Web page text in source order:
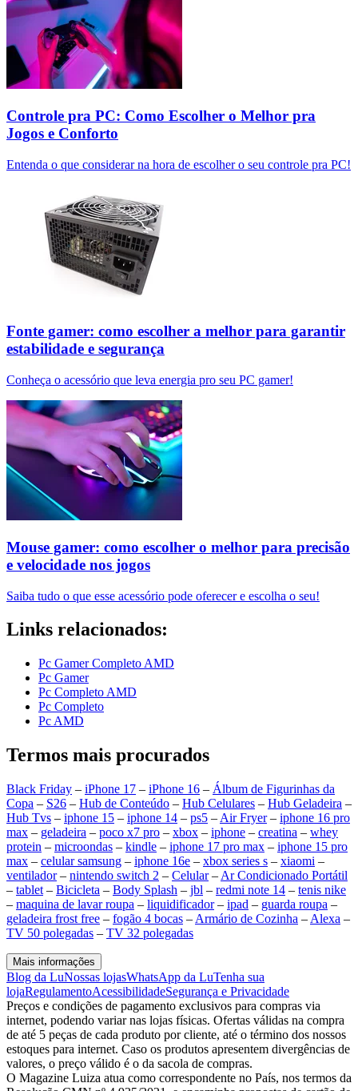
Controle pra PC: Como Escolher o Melhor pra
Jogos e Conforto
Entenda o que considerar na hora de escolher o seu controle pra PC!
Fonte gamer: como escolher a melhor para garantir
estabilidade e segurança
Conheça o acessório que leva energia pro seu PC gamer!
Mouse gamer: como escolher o melhor para precisão
e velocidade nos jogos
Saiba tudo o que esse acessório pode oferecer e escolha o seu!
Links relacionados:
Pc Gamer Completo AMD
Pc Gamer
Pc Completo AMD
Pc Completo
Pc AMD
Termos mais procurados
Black Friday – iPhone 17 – iPhone 16 – Álbum de Figurinhas da
Copa – S26 – Hub de Conteúdo – Hub Celulares – Hub Geladeira –
Hub Tvs – iphone 15 – iphone 14 – ps5 – Air Fryer– iphone 16 pro
max – geladeira – poco x7 pro – xbox – iphone – creatina – whey
protein – microondas – kindle – iphone 17 pro max – iphone 15 pro
max – celular samsung – iphone 16e – xbox series s – xiaomi –
ventilador– nintendo switch 2 – Celular– Ar Condicionado Portátil
– tablet – Bicicleta – Body Splash – jbl – redmi note 14 – tenis nike
– maquina de lavar roupa – liquidificador– ipad – guarda roupa –
geladeira frost free – fogão 4 bocas – Armário de Cozinha – Alexa –
TV 50 polegadas – TV 32 polegadas
Mais informações
Blog da LuNossas lojasWhatsApp da LuTenha sua
lojaRegulamentoAcessibilidadeSegurança e Privacidade
Preços e condições de pagamento exclusivos para compras via
internet, podendo variar nas lojas físicas. Ofertas válidas na compra
de até 5 peças de cada produto por cliente, até o término dos nossos
estoques para internet. Caso os produtos apresentem divergências de
valores, o preço válido é o da sacola de compras.
O Magazine Luiza atua como correspondente no País, nos termos da